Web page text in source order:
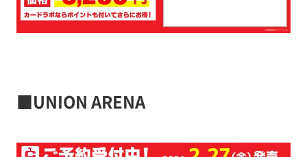
■UNION ARENA